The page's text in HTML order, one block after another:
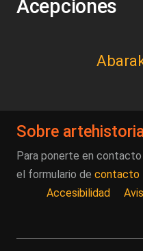
Acepciones
Sobre
Para ponerte en
el formulario de contacto
Accesibilidad